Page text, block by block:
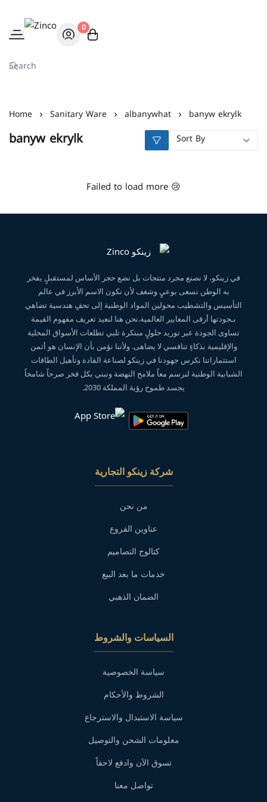
Zinco
0
Home Sanitary Ware albanywhat banyw ekrylk
banyw ekrylk
Failed to load more 😢
في زينكو، لا نصنع مجرد منتجات بل نضع حجر الأساس لمستقبلٍ يفخر
به الوطن نسعى بوعيٍ وشغف لأن نكون الاسم الأبرز في عالم
التأسيس والتشطيب محولين المواد الوطنية إلى تحفٍ هندسية تضاهي
بـجودتها أرقى المعايير العالمية.نحن هنا لنعيد تعريف مفهوم القيمة
تساوى الجودة عبر توريد حلولٍ مبتكرة تلبي تطلعات الأسواق المحلية
والإقليمية بذكاءٍ تنافسي لا يضاهى. ولأننا نؤمن بأن الإنسان هو أثمن
استثماراتنا نكرس جهودنا في زينكو لصناعة القادة وتأهيل الطاقات
الشبابية الوطنية لنرسم معاً ملامح النهضة ونبني بكل فخر صرحاً شامخاً
يجسد طموح رؤية المملكة 2030.
شركة زينكو التجارية
من نحن
عناوين الفروع
كتالوج التصاميم
خدمات ما بعد البيع
الضمان الذهبي
السياسات والشروط
سياسة الخصوصية
الشروط والأحكام
سياسة الاستبدال والاسترجاع
معلومات الشحن والتوصيل
تسوق الآن وادفع لاحقاً
تواصل معنا